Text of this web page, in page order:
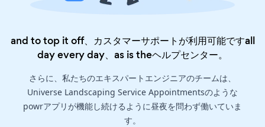
and to top it off、カスタマーサポートが利用可能ですall
day every day、as is theヘルプセンター。
さらに、私たちのエキスパートエンジニアのチームは、
Universe Landscaping Service Appointmentsのような
powrアプリが機能し続けるように昼夜を問わず働いていま
す。